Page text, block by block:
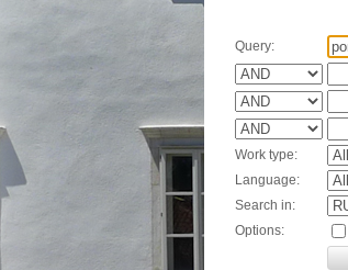
Query:
Work type:
Language:
Search in:
Options: